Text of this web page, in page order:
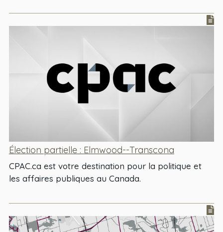
Élection partielle : Elmwood--Transcona
CPAC.ca est votre destination pour la politique et
les affaires publiques au Canada.